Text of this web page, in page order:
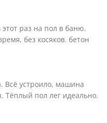
раз на пол в баню.
без косяков. бетон
Всё устроило, машина
Тёплый пол лег идеально.